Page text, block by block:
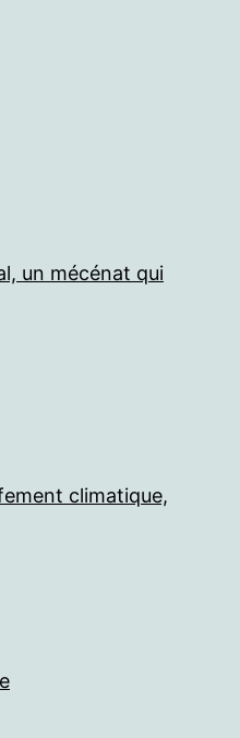
un mécénat qui
climatique,